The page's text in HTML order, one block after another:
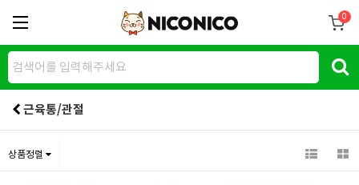
0
근육통/관절
상품정렬